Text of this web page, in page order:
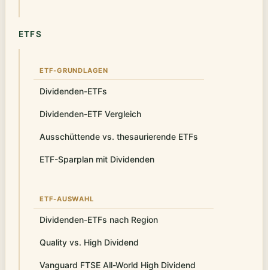
ETFS
ETF-GRUNDLAGEN
Dividenden-ETFs
Dividenden-ETF Vergleich
Ausschüttende vs. thesaurierende ETFs
ETF-Sparplan mit Dividenden
ETF-AUSWAHL
Dividenden-ETFs nach Region
Quality vs. High Dividend
Vanguard FTSE All-World High Dividend